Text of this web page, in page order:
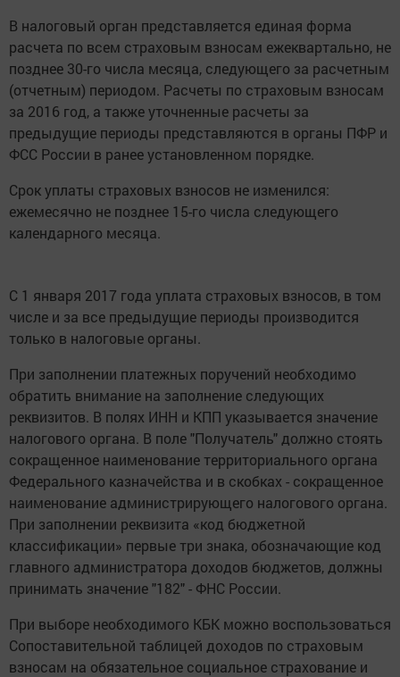
В налоговый орган представляется единая форма
расчета по всем страховым взносам ежеквартально, не
позднее 30-го числа месяца, следующего за расчетным
(отчетным) периодом. Расчеты по страховым взносам
за 2016 год, а также уточненные расчеты за
предыдущие периоды представляются в органы ПФР и
ФСС России в ранее установленном порядке.
Срок уплаты страховых взносов не изменился:
ежемесячно не позднее 15-го числа следующего
календарного месяца.
С 1 января 2017 года уплата страховых взносов, в том
числе и за все предыдущие периоды производится
только в налоговые органы.
При заполнении платежных поручений необходимо
обратить внимание на заполнение следующих
реквизитов. В полях ИНН и КПП указывается значение
налогового органа. В поле "Получатель" должно стоять
сокращенное наименование территориального органа
Федерального казначейства и в скобках - сокращенное
наименование администрирующего налогового органа.
При заполнении реквизита «код бюджетной
классификации» первые три знака, обозначающие код
главного администратора доходов бюджетов, должны
принимать значение "182" - ФНС России.
При выборе необходимого КБК можно воспользоваться
Сопоставительной таблицей доходов по страховым
взносам на обязательное социальное страхование и